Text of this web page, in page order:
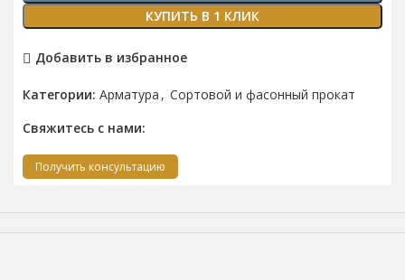
КУПИТЬ В 1 КЛИК
Добавить в избранное
Категории: Арматура , Сортовой и фасонный прокат
Свяжитесь с нами:
Получить консультацию